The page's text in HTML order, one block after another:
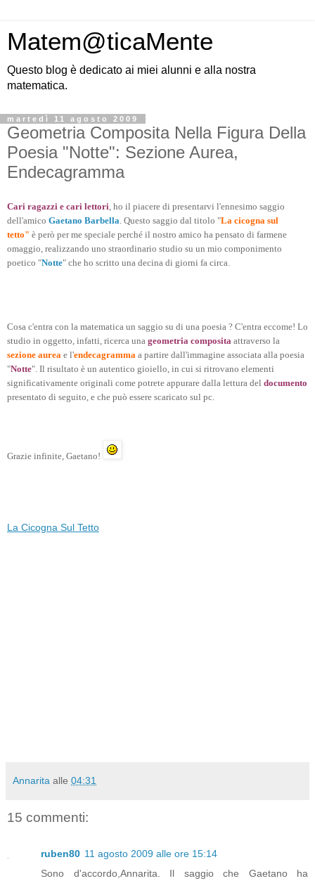
Matem@ticaMente
Questo blog è dedicato ai miei alunni e alla nostra
matematica.
martedì 11 agosto 2009
Geometria Composita Nella Figura Della
Poesia "Notte": Sezione Aurea,
Endecagramma
Cari ragazzi e cari lettori , ho il piacere di presentarvi l'ennesimo saggio
dell'amico Gaetano Barbella . Questo saggio dal titolo "La cicogna sul
tetto" è però per me speciale perché il nostro amico ha pensato di farmene
omaggio, realizzando uno straordinario studio su un mio componimento
poetico "Notte" che ho scritto una decina di giorni fa circa.
Cosa c'entra con la matematica un saggio su di una poesia ? C'entra eccome! Lo
studio in oggetto, infatti, ricerca una geometria composita attraverso la
sezione aurea e l'endecagramma a partire dall'immagine associata alla poesia
"Notte". Il risultato è un autentico gioiello, in cui si ritrovano elementi
significativamente originali come potrete appurare dalla lettura del documento
presentato di seguito, e che può essere scaricato sul pc.
Grazie infinite, Gaetano!
La Cicogna Sul Tetto
Annarita alle 04:31
15 commenti:
ruben80 11 agosto 2009 alle ore 15:14
Sono d'accordo,Annarita. Il saggio che Gaetano ha